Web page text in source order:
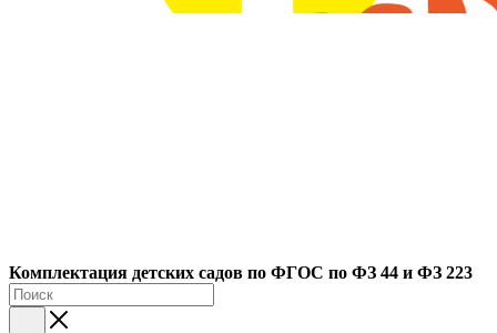
Комплектация детских садов по ФГОC по ФЗ 44 и ФЗ 223